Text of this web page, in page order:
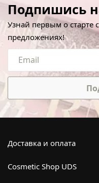
Подпишись
Узнай первым о старте
предложениях!
Доставка и оплата
Cosmetic Shop UDS